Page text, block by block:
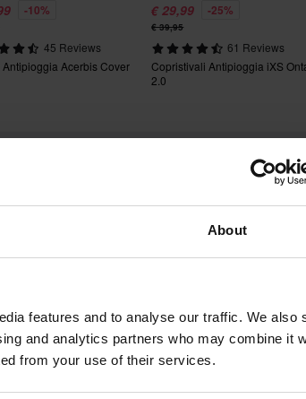
About
features and to analyse our traffic. We also
and analytics partners who may combine it
from your use of their services.
-10%
45 Reviews
Antipioggia Acerbis Cover
€ 29,99 -25%
€ 39,95
61 Reviews
Copristivali Antipioggia iXS
2.0
(2)
(2)
(1)